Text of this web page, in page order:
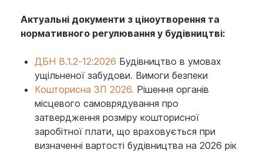
Актуальні документи з ціноутворення та
нормативного регулювання у будівництві:
ДБН В.1.2-12:2026 Будівництво в умовах
ущільненої забудови. Вимоги безпеки
Кошторисна ЗП 2026. Рішення органів
місцевого самоврядування про
затвердження розміру кошторисної
заробітної плати, що враховується при
визначенні вартості будівництва на 2026 рік